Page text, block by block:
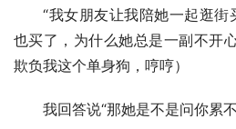
“我女朋友让我陪她一起逛
也买了，为什么她总是一副不开
欺负我这个单身狗，哼哼）
我回答说“那她是不是问你累